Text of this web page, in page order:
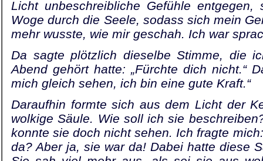
Licht unbeschreibliche Gefühle
Woge durch die Seele, sodass sich mein
mehr wusste, wie mir geschah. Ich war
Da sagte plötzlich dieselbe Stimme, die
Abend gehört hatte: „Fürchte dich nicht.“
mich gleich sehen, ich bin eine gute Kraft.“
Daraufhin formte sich aus dem Licht der
wolkige Säule. Wie soll ich sie
konnte sie doch nicht sehen. Ich fragte
da? Aber ja, sie war da! Dabei hatte diese